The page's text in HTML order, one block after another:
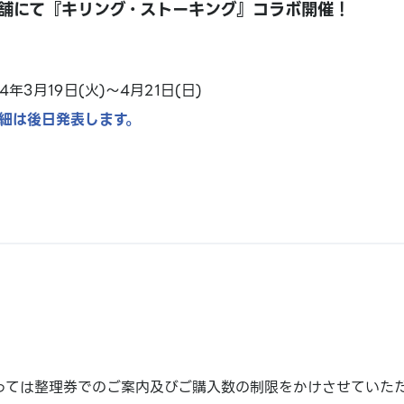
にて『キリング・ストーキング』コラボ開催！
3月19日(火)～4月21日(日)
は後日発表します。
は整理券でのご案内及びご購入数の制限をかけさせていた